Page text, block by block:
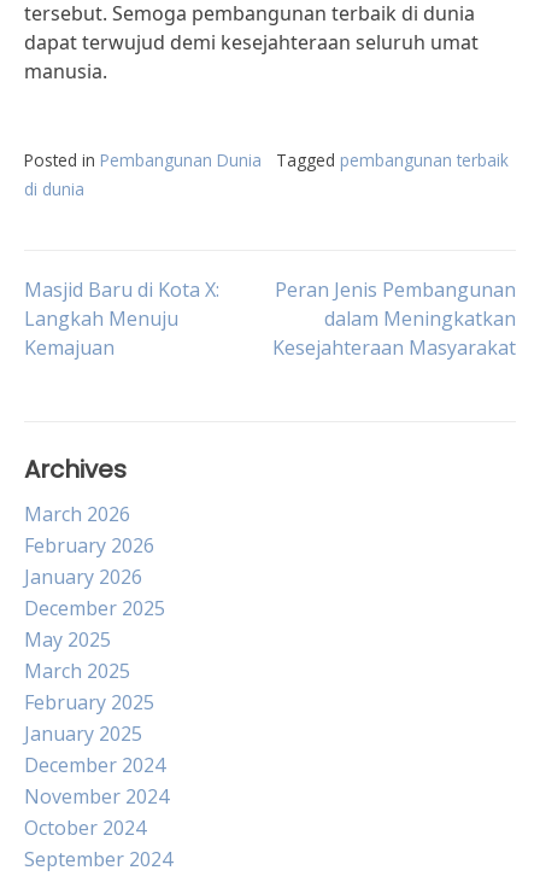
tersebut. Semoga pembangunan terbaik di dunia
dapat terwujud demi kesejahteraan seluruh umat
manusia.
Posted in Pembangunan Dunia Tagged pembangunan terbaik
di dunia
Post
navigation
Masjid Baru di Kota X:
Langkah Menuju
Kemajuan
Peran Jenis Pembangunan
dalam Meningkatkan
Kesejahteraan Masyarakat
Archives
March 2026
February 2026
January 2026
December 2025
May 2025
March 2025
February 2025
January 2025
December 2024
November 2024
October 2024
September 2024